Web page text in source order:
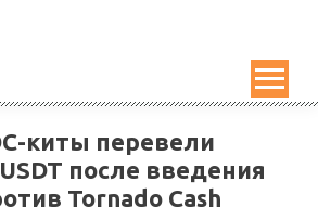
киты перевели
после введения
Tornado Cash